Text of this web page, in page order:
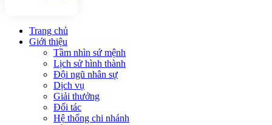
Trang chủ
Giới thiệu
Tầm nhìn sứ mệnh
Lịch sử hình thành
Đội ngũ nhân sự
Dịch vụ
Giải thưởng
Đối tác
Hệ thống chi nhánh